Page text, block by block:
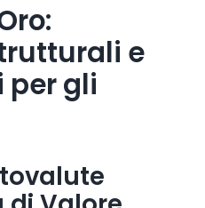
e
per gli